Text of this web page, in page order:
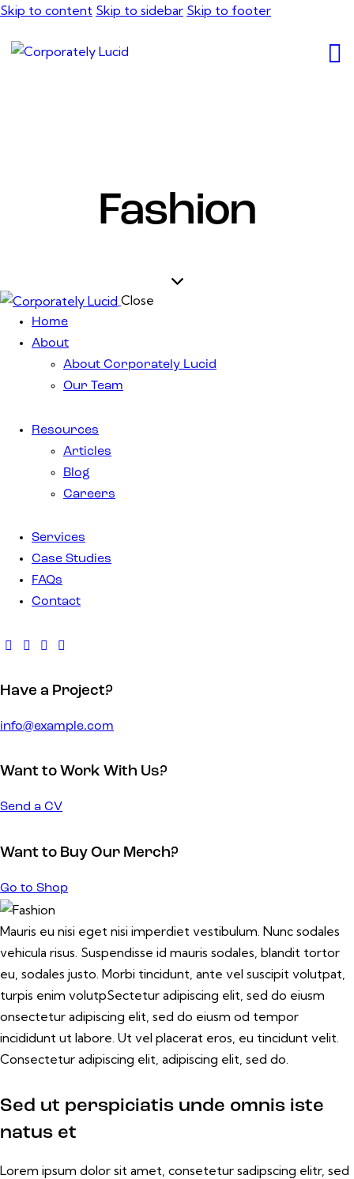
Skip to content Skip to sidebar Skip to footer
Fashion
Close
Home
About
About Corporately Lucid
Our Team
Resources
Articles
Blog
Careers
Services
Case Studies
FAQs
Contact
Have a Project?
info@example.com
Want to Work With Us?
Send a CV
Want to Buy Our Merch?
Go to Shop
Mauris eu nisi eget nisi imperdiet vestibulum. Nunc sodales
vehicula risus. Suspendisse id mauris sodales, blandit tortor
eu, sodales justo. Morbi tincidunt, ante vel suscipit volutpat,
turpis enim volutpSectetur adipiscing elit, sed do eiusm
onsectetur adipiscing elit, sed do eiusm od tempor
incididunt ut labore. Ut vel placerat eros, eu tincidunt velit.
Consectetur adipiscing elit, adipiscing elit, sed do.
Sed ut perspiciatis unde omnis iste
natus et
Lorem ipsum dolor sit amet, consetetur sadipscing elitr, sed